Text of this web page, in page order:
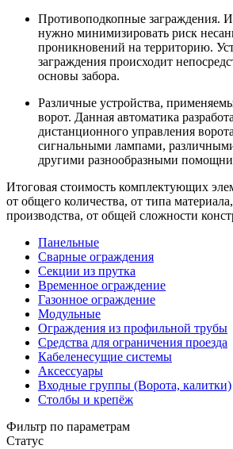
Противоподкопные заграждения.
нужно минимизировать риск
проникновений на территорию.
заграждения происходит
основы забора.
Различные устройства,
ворот. Данная автоматика
дистанционного управления
сигнальными лампами,
другими разнообразными
Итоговая стоимость комплектующих
от общего количества, от типа
производства, от общей сложности
Панельные
Сварные ограждения
Секции из прутка
Временное ограждение
Газонное ограждение
Модульные
Ограждения из профильной трубы
Средства для ограничения проезда
Кабеленесущие системы
Аксессуары
Входные группы (Ворота, калитки)
Столбы и крепёж
Фильтр по параметрам
Статус